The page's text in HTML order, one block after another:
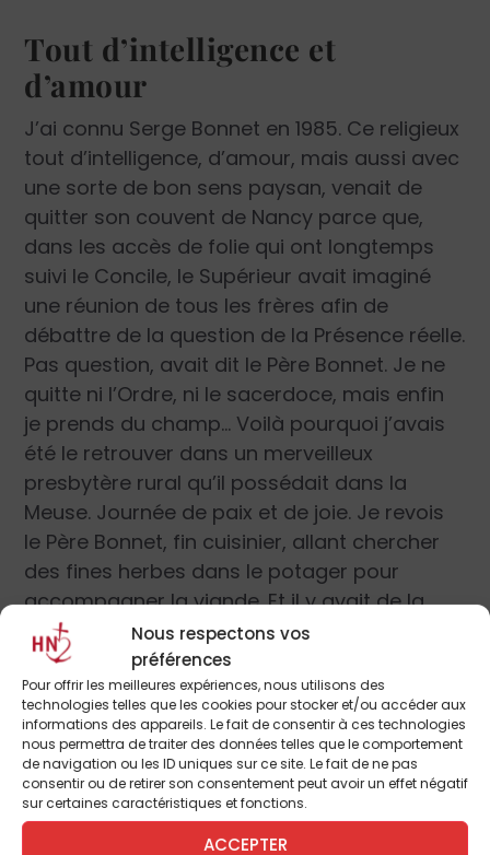
Nous respectons vos
préférences
Pour offrir les meilleures expériences, nous utilisons des
technologies telles que les cookies pour stocker et/ou accéder aux
informations des appareils. Le fait de consentir à ces technologies
nous permettra de traiter des données telles que le comportement
de navigation ou les ID uniques sur ce site. Le fait de ne pas
consentir ou de retirer son consentement peut avoir un effet négatif
sur certaines caractéristiques et fonctions.
ACCEPTER
Tout d’intelligence et
d’amour
J’ai connu Serge Bonnet en 1985. Ce religieux
tout d’intelligence, d’amour, mais aussi avec
une sorte de bon sens paysan, venait de
quitter son couvent de Nancy parce que,
dans les accès de folie qui ont longtemps
suivi le Concile, le Supérieur avait imaginé
une réunion de tous les frères afin de
débattre de la question de la Présence réelle.
Pas question, avait dit le ­Père Bonnet. Je ne
quitte ni l’Ordre, ni le sacerdoce, mais enfin
je prends du champ… Voilà pourquoi j’avais
été le retrouver dans un merveilleux
presbytère rural qu’il possédait dans la
Meuse. Journée de paix et de joie. Je revois
le Père Bonnet, fin cuisinier, allant chercher
des fines herbes dans le potager pour
accompagner la viande. Et il y avait de la
mirabelle avec le café !
Ce Lorrain profondément attaché à ses
racines était à la fois proche des gens
simples, de la foi populaire, de la tradition (il
avait publié le recueil de quantité de
demandes, de remerciements, d’ex-voto) et
directeur de recherche au CNRS. Il